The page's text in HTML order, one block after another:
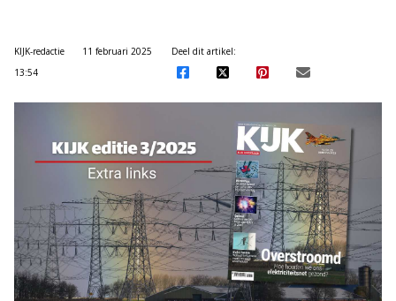
KIJK-redactie
11 februari 2025
13:54
Deel dit artikel: